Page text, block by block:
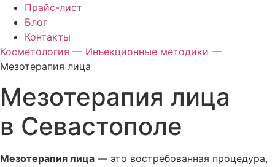
Прайс-лист
Блог
Контакты
Косметология — Инъекционные методики —
Мезотерапия лица
Мезотерапия лица
в Севастополе
Мезотерапия лица — это востребованная процедура,